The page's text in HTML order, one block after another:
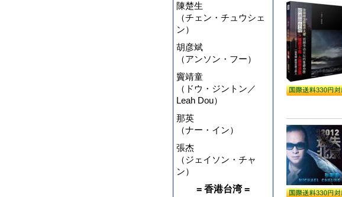
陳楚生
（チェン・チュウシェ
ン）
胡彦斌
（アンソン・フー）
竇靖童
（ドウ・ジントン／
Leah Dou）
那英
（ナー・イン）
張杰
（ジェイソン・チャ
ン）
= 香港台湾 =